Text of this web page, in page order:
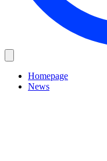
Homepage
News